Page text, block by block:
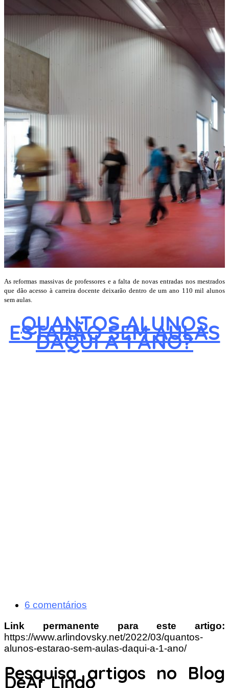
As reformas massivas de professores e a falta de novas entradas nos mestrados
que dão acesso à carreira docente deixarão dentro de um ano 110 mil alunos
sem aulas.
QUANTOS ALUNOS
ESTARÃO SEM AULAS
DAQUI A 1 ANO?
6 comentários
Link permanente para este artigo:
https://www.arlindovsky.net/2022/03/quantos-
alunos-estarao-sem-aulas-daqui-a-1-ano/
Pesquisa artigos no Blog
DeAr Lindo